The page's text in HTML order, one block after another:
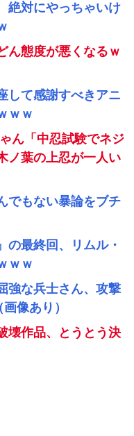
絶対にやっちゃいけ
ん態度が悪くなるｗ
して感謝すべきアニ
ｗｗ
ん「中忍試験でネジ
ノ葉の上忍が一人い
でもない暴論をブチ
の最終回、リムル・
ｗｗ
強な兵士さん、攻撃
像あり）
壊作品、とうとう決